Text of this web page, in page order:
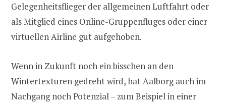
Gelegenheitsflieger der allgemeinen Luftfahrt oder
als Mitglied eines Online-Gruppenfluges oder einer
virtuellen Airline gut aufgehoben.
Wenn in Zukunft noch ein bisschen an den
Wintertexturen gedreht wird, hat Aalborg auch im
Nachgang noch Potenzial – zum Beispiel in einer